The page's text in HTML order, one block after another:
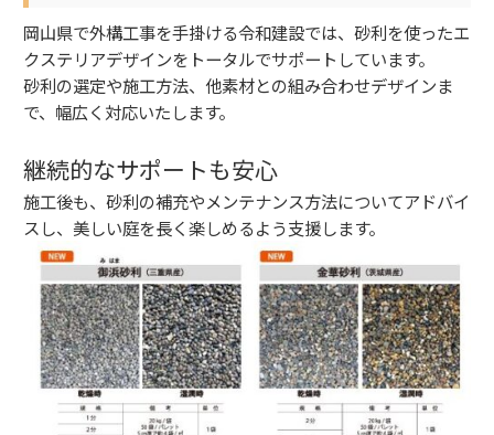
岡山県で外構工事を手掛ける令和建設では、砂利を使ったエ
クステリアデザインをトータルでサポートしています。
砂利の選定や施工方法、他素材との組み合わせデザインま
で、幅広く対応いたします。
継続的なサポートも安心
施工後も、砂利の補充やメンテナンス方法についてアドバイ
スし、美しい庭を長く楽しめるよう支援します。